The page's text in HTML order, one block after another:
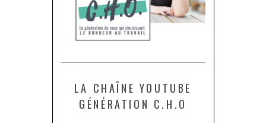
LA CHAÎNE YOUTUBE
GÉNÉRATION C.H.O